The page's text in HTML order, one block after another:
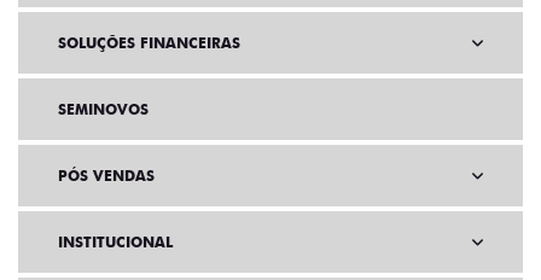
SOLUÇÕES FINANCEIRAS
SEMINOVOS
PÓS VENDAS
INSTITUCIONAL